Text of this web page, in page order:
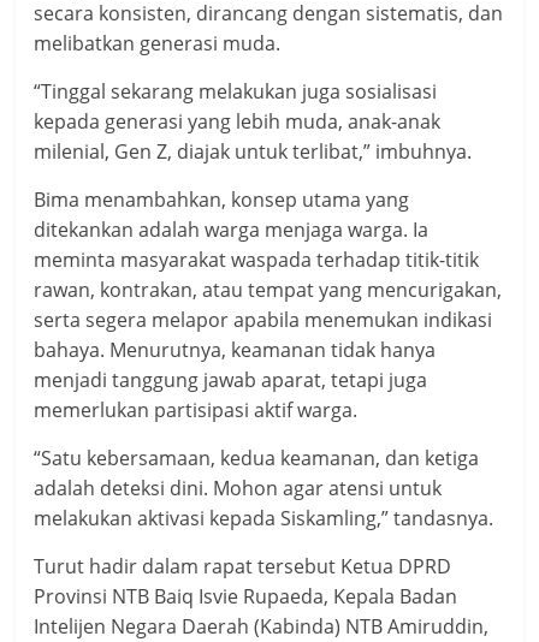
secara konsisten, dirancang dengan sistematis, dan
melibatkan generasi muda.
“Tinggal sekarang melakukan juga sosialisasi
kepada generasi yang lebih muda, anak-anak
milenial, Gen Z, diajak untuk terlibat,” imbuhnya.
Bima menambahkan, konsep utama yang
ditekankan adalah warga menjaga warga. Ia
meminta masyarakat waspada terhadap titik-titik
rawan, kontrakan, atau tempat yang mencurigakan,
serta segera melapor apabila menemukan indikasi
bahaya. Menurutnya, keamanan tidak hanya
menjadi tanggung jawab aparat, tetapi juga
memerlukan partisipasi aktif warga.
“Satu kebersamaan, kedua keamanan, dan ketiga
adalah deteksi dini. Mohon agar atensi untuk
melakukan aktivasi kepada Siskamling,” tandasnya.
Turut hadir dalam rapat tersebut Ketua DPRD
Provinsi NTB Baiq Isvie Rupaeda, Kepala Badan
Intelijen Negara Daerah (Kabinda) NTB Amiruddin,